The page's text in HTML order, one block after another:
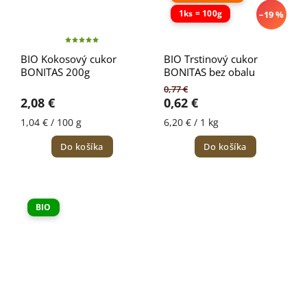
BIO Kokosový cukor
BONITAS 200g
2,08 €
1,04 € / 100 g
Do košíka
1ks = 100g
–19 %
BIO Trstinový cukor
BONITAS bez obalu
0,77 €
0,62 €
6,20 € / 1 kg
Do košíka
BIO